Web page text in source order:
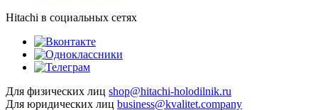
Hitachi в социальных сетях
Для физических лиц shop@hitachi-holodilnik.ru
Для юридических лиц business@kvalitet.company